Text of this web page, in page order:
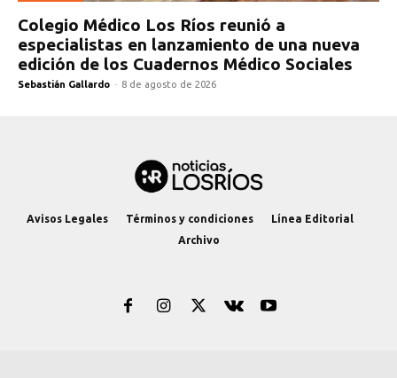
Colegio Médico Los Ríos reunió a
especialistas en lanzamiento de una nueva
edición de los Cuadernos Médico Sociales
Sebastián Gallardo - 8 de agosto de 2026
Avisos Legales Términos y condiciones
Línea Editorial
Archivo